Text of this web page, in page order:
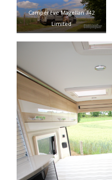
Campérêve Magellan 742
Limited